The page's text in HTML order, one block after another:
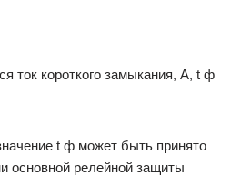
ток короткого замыкания, А, t ф
t ф может быть принято
основной релейной защиты